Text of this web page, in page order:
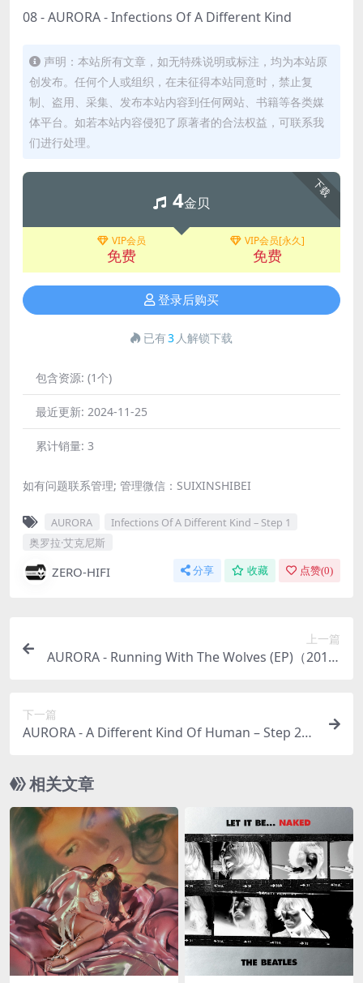
08 - AURORA - Infections Of A Different Kind
声明：本站所有文章，如无特殊说明或标注，均为本站原
创发布。任何个人或组织，在未征得本站同意时，禁止复
制、盗用、采集、发布本站内容到任何网站、书籍等各类媒
体平台。如若本站内容侵犯了原著者的合法权益，可联系我
们进行处理。
下载
4金贝
VIP会员
免费
VIP会员[永久]
免费
登录后购买
已有3 人解锁下载
包含资源: (1个)
最近更新: 2024-11-25
累计销量: 3
如有问题联系管理; 管理微信：SUIXINSHIBEI
AURORA
Infections Of A Different Kind – Step 1
奥罗拉·艾克尼斯
ZERO-HIFI 分享 收藏 点赞(0)
上一篇
AURORA - Running With The Wolves (EP)（2015/
下一篇
AURORA - A Different Kind Of Human – Step 2
相关文章